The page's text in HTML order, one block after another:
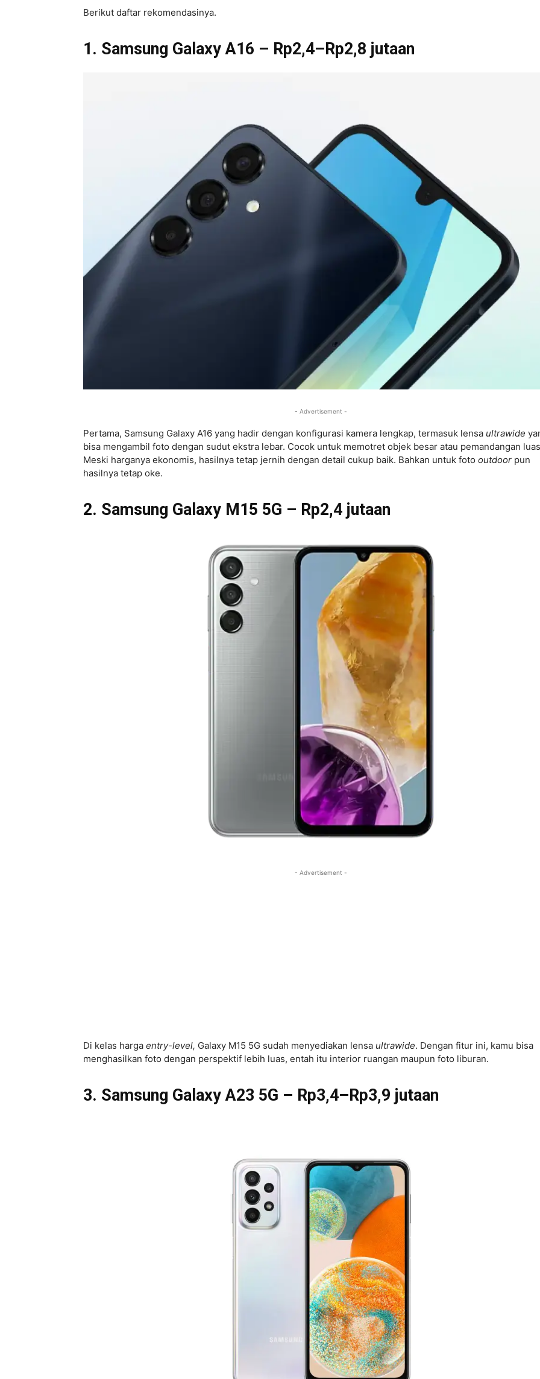
Berikut daftar rekomendasinya.
1. Samsung Galaxy A16 – Rp2,4–Rp2,8 jutaan
- Advertisement -
Pertama, Samsung Galaxy A16 yang hadir dengan konfigurasi kamera lengkap, termasuk lensa ultrawide
bisa mengambil foto dengan sudut ekstra lebar. Cocok untuk memotret objek besar atau pemandangan
Meski harganya ekonomis, hasilnya tetap jernih dengan detail cukup baik. Bahkan untuk foto outdoor pun
hasilnya tetap oke.
2. Samsung Galaxy M15 5G – Rp2,4 jutaan
- Advertisement -
Di kelas harga entry-level, Galaxy M15 5G sudah menyediakan lensa ultrawide. Dengan fitur ini, kamu bisa
menghasilkan foto dengan perspektif lebih luas, entah itu interior ruangan maupun foto liburan.
3. Samsung Galaxy A23 5G – Rp3,4–Rp3,9 jutaan